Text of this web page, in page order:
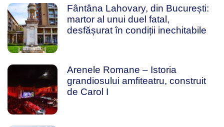
Fântâna Lahovary, din București:
martor al unui duel fatal,
desfășurat în condiții inechitabile
Arenele Romane – Istoria
grandiosului amfiteatru, construit
de Carol I